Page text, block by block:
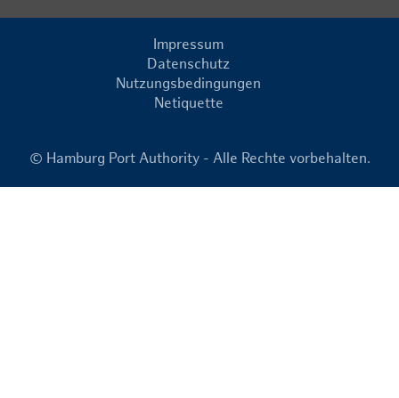
Impressum
Datenschutz
Nutzungsbedingungen
Netiquette
© Hamburg Port Authority - Alle Rechte vorbehalten.